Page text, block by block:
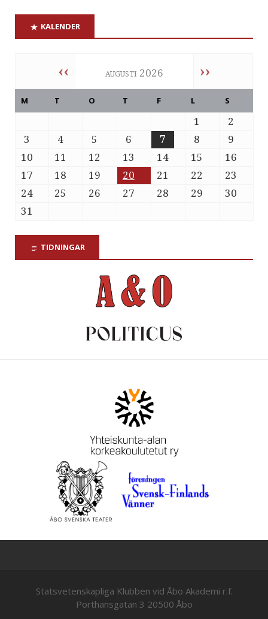
KALENDER
‹‹ augusti 2026 ››
M T O T F L S
1
2
3
4 5 6 7 8
9
10
11 12 13 14 15
16
17
18 19 20 21 22
23
24
25 26 27 28 29
30
31
TIDNINGAR
Statsvetenskapliga Klubben vid Åbo Akademi r.f.
Porthansgatan 3 20500 Åbo